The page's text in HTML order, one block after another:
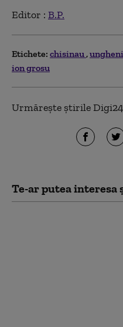
Editor : B.P.
Etichete: chisinau ungheni
ion grosu
Urmărește știrile
Te-ar putea interesa